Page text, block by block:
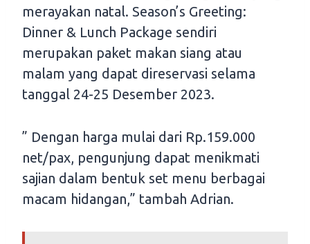
merayakan natal. Season’s Greeting:
Dinner & Lunch Package sendiri
merupakan paket makan siang atau
malam yang dapat direservasi selama
tanggal 24-25 Desember 2023.
” Dengan harga mulai dari Rp.159.000
net/pax, pengunjung dapat menikmati
sajian dalam bentuk set menu berbagai
macam hidangan,” tambah Adrian.